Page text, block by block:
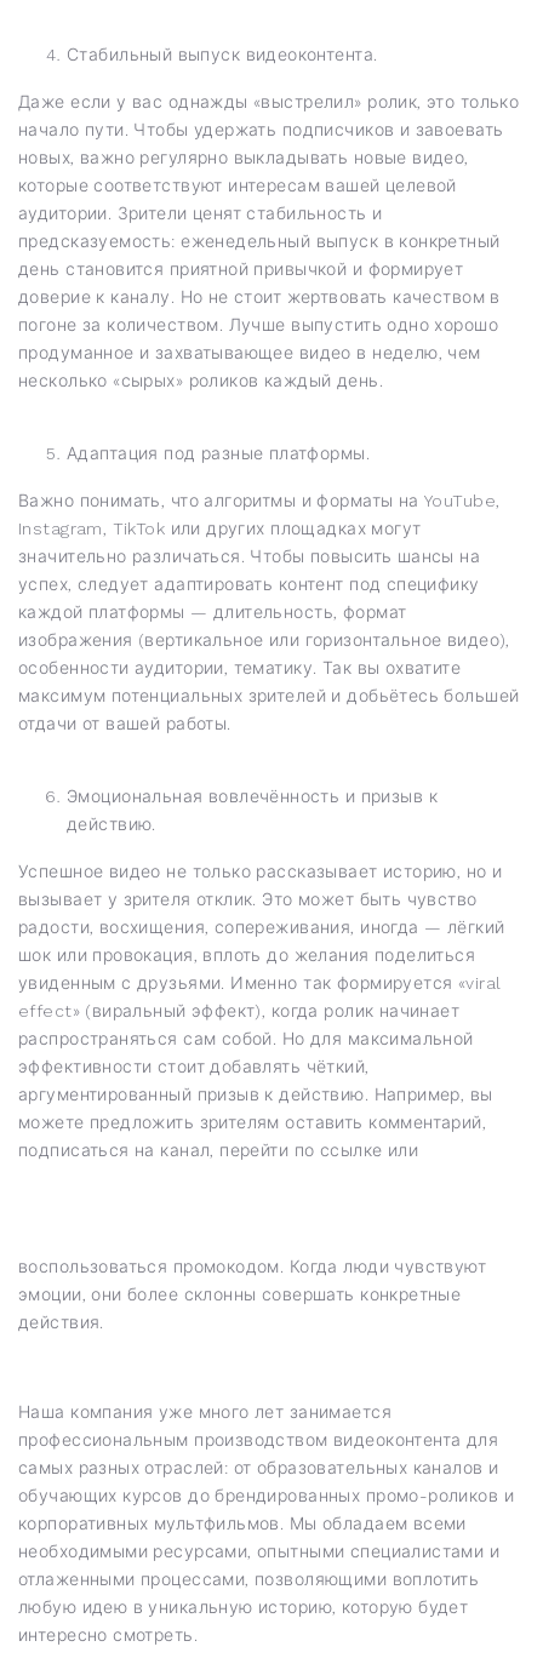
Стабильный выпуск видеоконтента.
Даже если у вас однажды «выстрелил» ролик, это только
начало пути. Чтобы удержать подписчиков и завоевать
новых, важно регулярно выкладывать новые видео,
которые соответствуют интересам вашей целевой
аудитории. Зрители ценят стабильность и
предсказуемость: еженедельный выпуск в конкретный
день становится приятной привычкой и формирует
доверие к каналу. Но не стоит жертвовать качеством в
погоне за количеством. Лучше выпустить одно хорошо
продуманное и захватывающее видео в неделю, чем
несколько «сырых» роликов каждый день.
Адаптация под разные платформы.
Важно понимать, что алгоритмы и форматы на YouTube,
Instagram, TikTok или других площадках могут
значительно различаться. Чтобы повысить шансы на
успех, следует адаптировать контент под специфику
каждой платформы — длительность, формат
изображения (вертикальное или горизонтальное видео),
особенности аудитории, тематику. Так вы охватите
максимум потенциальных зрителей и добьётесь большей
отдачи от вашей работы.
Эмоциональная вовлечённость и призыв к
действию.
Успешное видео не только рассказывает историю, но и
вызывает у зрителя отклик. Это может быть чувство
радости, восхищения, сопереживания, иногда — лёгкий
шок или провокация, вплоть до желания поделиться
увиденным с друзьями. Именно так формируется «viral
effect» (виральный эффект), когда ролик начинает
распространяться сам собой. Но для максимальной
эффективности стоит добавлять чёткий,
аргументированный призыв к действию. Например, вы
можете предложить зрителям оставить комментарий,
подписаться на канал, перейти по ссылке или
воспользоваться промокодом. Когда люди чувствуют
эмоции, они более склонны совершать конкретные
действия.
Наша компания уже много лет занимается
профессиональным производством видеоконтента для
самых разных отраслей: от образовательных каналов и
обучающих курсов до брендированных промо-роликов и
корпоративных мультфильмов. Мы обладаем всеми
необходимыми ресурсами, опытными специалистами и
отлаженными процессами, позволяющими воплотить
любую идею в уникальную историю, которую будет
интересно смотреть.